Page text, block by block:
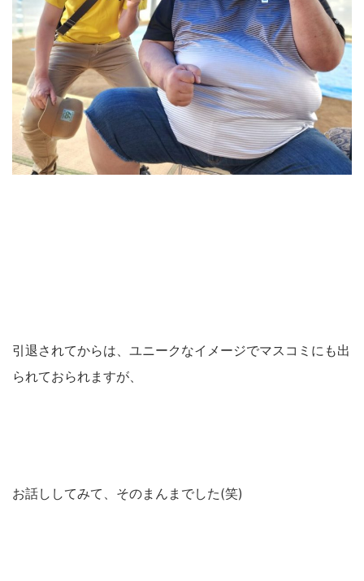
引退されてからは、ユニークなイメージでマスコミにも出
られておられますが、
お話ししてみて、そのまんまでした(笑)